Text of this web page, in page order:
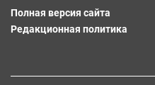
Полная версия сайта
Редакционная политика